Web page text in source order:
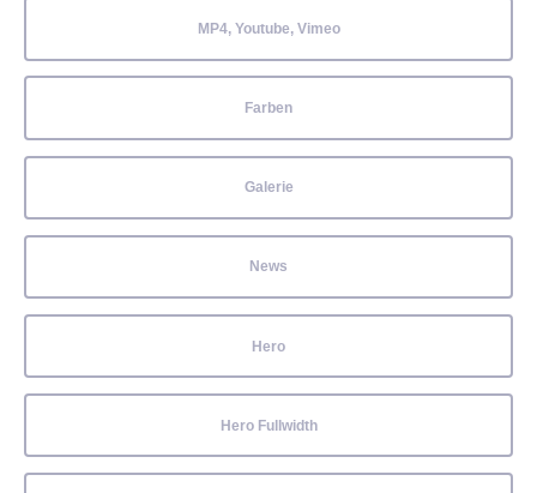
MP4, Youtube, Vimeo
Farben
Galerie
News
Hero
Hero Fullwidth